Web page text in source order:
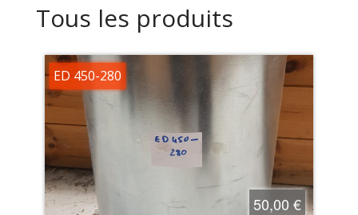
Tous les produits
ED 450-280
50,00 €